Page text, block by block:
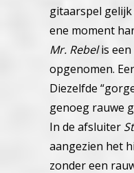
gitaarspel
ene moment
Mr. Rebelis een
opgenomen.
Diezelfde
genoeg rauwe
In de afsluiter
aangezien het
zonder een